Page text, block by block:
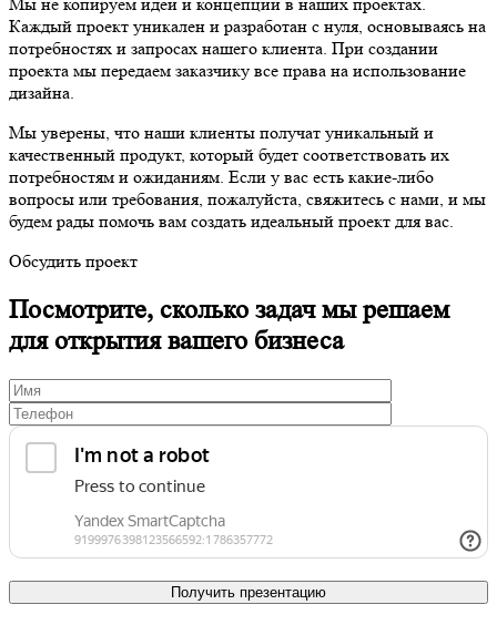
Каждый проект уникален и разработан с нуля, основываясь на
потребностях и запросах нашего клиента. При создании
проекта мы передаем заказчику все права на использование
дизайна.
Мы уверены, что наши клиенты получат уникальный и
качественный продукт, который будет соответствовать их
потребностям и ожиданиям. Если у вас есть какие-либо
вопросы или требования, пожалуйста, свяжитесь с нами, и мы
будем рады помочь вам создать идеальный проект для вас.
Обсудить проект
Посмотрите, сколько задач мы решаем
для открытия вашего бизнеса
Получить презентацию